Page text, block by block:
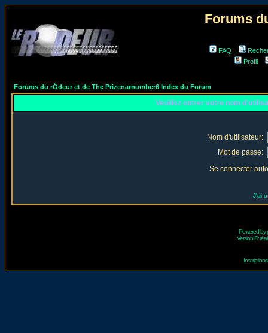
Forums
FAQ
Profil
Forums du rÔdeur et de The Prizenarnumber6 Index du Forum
Veuillez entrer votre nom
Nom d'utilisateur:
Mot de passe:
Se connecter
J'ai
Powered by
Version Fr